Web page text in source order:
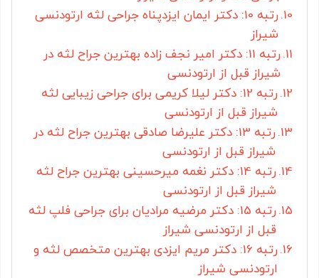
رتبه 10: دکتر ایمان ایزدپناه جراحی لثه ارتودنسی
شیراز
رتبه 11: دکتر امیر نجف زاده بهترین جراح لثه در
شیراز قبل از ارتودنسی
رتبه 12: دکتر لیلا کریمی برای جراحی زیبایی لثه
شیراز قبل از ارتودنسی
رتبه 13: دکتر علیرضا صادقی بهترین جراح لثه در
شیراز قبل از ارتودنسی
رتبه 14: دکتر نغمه میرحسینی بهترین جراح لثه
شیراز قبل از ارتودنسی
رتبه 15: دکتر مرضیه مرادیان برای جراحی فلپ لثه
قبل از ارتودنسی شیراز
رتبه 16: دکتر مریم ایزدی بهترین متخصص لثه و
ارتودنسی شیراز